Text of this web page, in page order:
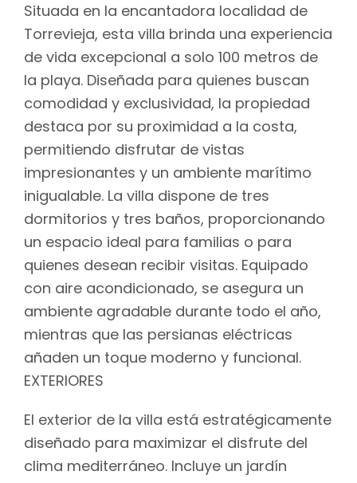
Situada en la encantadora localidad de
Torrevieja, esta villa brinda una experiencia
de vida excepcional a solo 100 metros de
la playa. Diseñada para quienes buscan
comodidad y exclusividad, la propiedad
destaca por su proximidad a la costa,
permitiendo disfrutar de vistas
impresionantes y un ambiente marítimo
inigualable. La villa dispone de tres
dormitorios y tres baños, proporcionando
un espacio ideal para familias o para
quienes desean recibir visitas. Equipado
con aire acondicionado, se asegura un
ambiente agradable durante todo el año,
mientras que las persianas eléctricas
añaden un toque moderno y funcional.
EXTERIORES
El exterior de la villa está estratégicamente
diseñado para maximizar el disfrute del
clima mediterráneo. Incluye un jardín